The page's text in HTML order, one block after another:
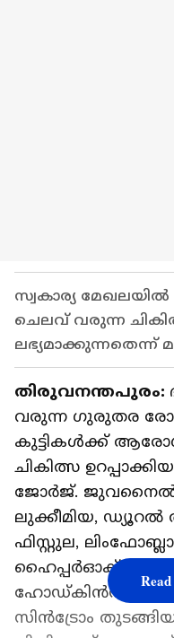
സ്വകാര്യ
ചെലവ് വരുന്ന
ലഭ്യമാക്കുന്നതെന്ന്
തിരുവനന്തപുരം:
വരുന്ന ഗുരുതര
കുട്ടികള്‍ക്ക്
ചികിത്സ
ജോര്‍ജ്. ജുവനൈല്‍
ലുക്കീമിയ, ഡ്യൂറല്‍
ഫിസ്റ്റുല,
ഹൈപ്പര്‍ഓക്‌സലൂറിയ
ഹോഡ്കിന്‍സ്
സിന്‍ട്രോം